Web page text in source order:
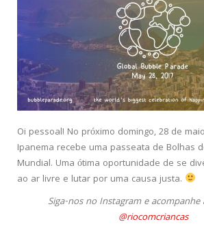
Oi pessoal! No próximo domingo, 28 de
Ipanema recebe uma passeata de Bolhas
Mundial. Uma ótima oportunidade de se
ao ar livre e lutar por uma causa justa.
Siga-nos no Instagram e acompanhe
@riocomcriancas